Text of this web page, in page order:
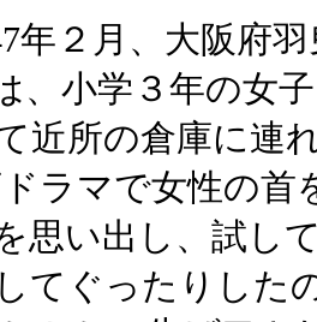
２月、大阪府羽
、小学３年の女
近所の倉庫に連
ラマで女性の首
思い出し、試し
てぐったりした